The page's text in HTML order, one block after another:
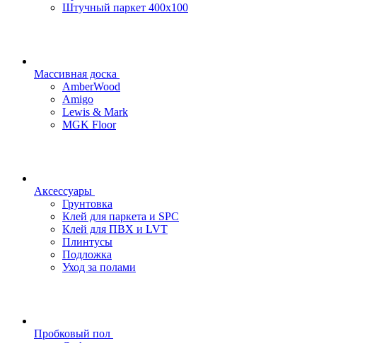
Штучный паркет 400x100
Массивная доска
AmberWood
Amigo
Lewis & Mark
MGK Floor
Аксессуары
Грунтовка
Клей для паркета и SPC
Клей для ПВХ и LVT
Плинтусы
Подложка
Уход за полами
Пробковый пол